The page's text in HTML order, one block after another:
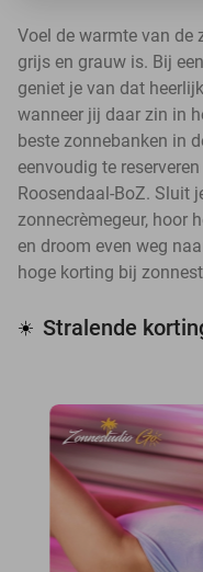
Voel de warmte van de
grijs en grauw is. Bij
geniet je van dat
wanneer jij daar zin in
beste zonnebanken in
eenvoudig te
Roosendaal-BoZ. Sluit
zonnecrèmegeur, hoor
en droom even weg
hoge korting bij
☀️ Stralende